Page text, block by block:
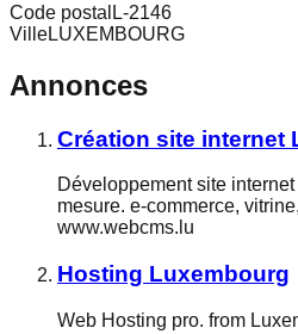
Code postal L-2146
VilleLUXEMBOURG
Annonces
Création site internet
Développement site internet
mesure. e-commerce,
www.webcms.lu
Hosting Luxembourg
Web Hosting pro. from